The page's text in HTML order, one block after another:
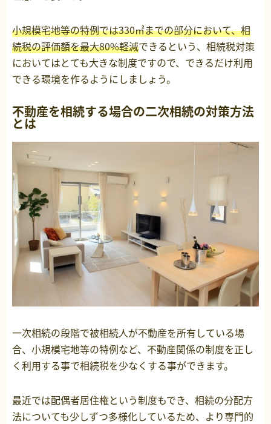
小規模宅地等の特例では330㎡までの部分において、相
続税の評価額を最大80%軽減できるという、相続税対策
においてはとても大きな制度ですので、できるだけ利用
できる環境を作るようにしましょう。
不動産を相続する場合の二次相続の対策方法
とは
一次相続の段階で被相続人が不動産を所有している場
合、小規模宅地等の特例など、不動産関係の制度を正し
く利用する事で相続税を少なくする事ができます。
最近では配偶者居住権という制度もでき、相続の分配方
法についても少しずつ多様化しているため、より専門的